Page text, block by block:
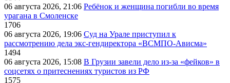
06 августа 2026, 21:06 Ребёнок и женщина погибли во время
урагана в Смоленске
1706
06 августа 2026, 19:06 Суд на Урале приступил к
рассмотрению дела экс-гендиректора «ВСМПО-Ависма»
1494
06 августа 2026, 15:08 В Грузии завели дело из-за «фейков» в
соцсетях о притеснениях туристов из РФ
1575